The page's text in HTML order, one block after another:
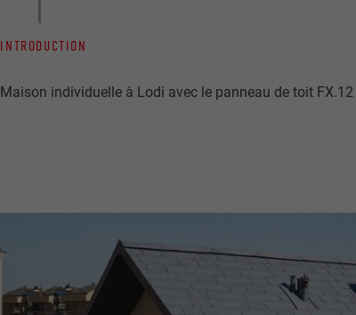
INTRODUCTION
Maison individuelle à Lodi avec le panneau de toit FX.12